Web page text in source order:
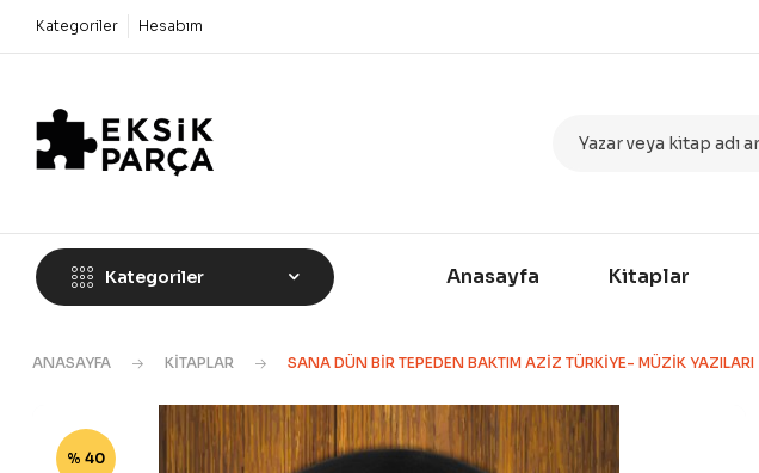
Kategoriler Hesabım
Kategoriler Anasayfa Kitaplar
ANASAYFA KITAPLAR SANA DÜN BIR TEPEDEN BAKTIM AZIZ TÜRKIYE- MÜZIK YAZILARI
% 40